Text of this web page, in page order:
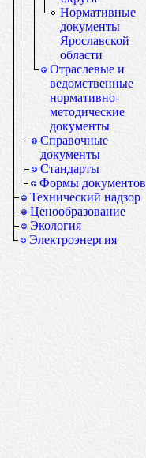
Нормативные
документы
Ярославской
области
Отраслевые и
ведомственные
нормативно-
методические
документы
Справочные
документы
Стандарты
Формы документов
Технический надзор
Ценообразование
Экология
Электроэнергия